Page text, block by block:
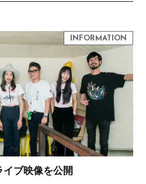
イブ映像を公開